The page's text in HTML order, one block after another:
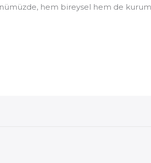
hem bireysel hem de